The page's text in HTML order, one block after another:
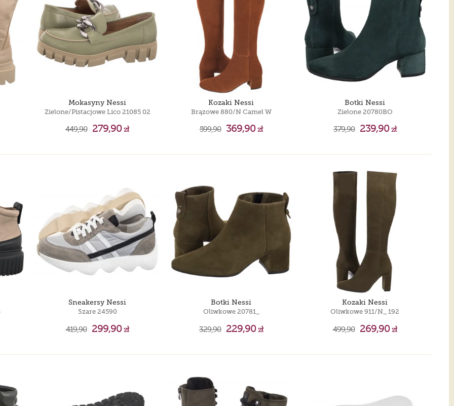
Timberland 6 IN
Puma Motorsport
Timberland 6 IN
Mokasyny Nessi
Zielone/Pistacjowe Lico 21085 02
449,90 279,90zł
Kozaki Nessi
Brązowe 880/N Camel W
599,90 369,90zł
Botki Nessi
Zielone 20780BO
379,90 239,90zł
Sneakersy Nessi
Szare 24590
419,90 299,90zł
Botki Nessi
Oliwkowe 20781_
329,90 229,90zł
Kozaki Nessi
Oliwkowe 911/N_ 192
499,90 269,90zł